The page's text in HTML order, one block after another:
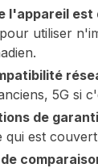
l'appareil est
utiliser
5G si
de
qui est